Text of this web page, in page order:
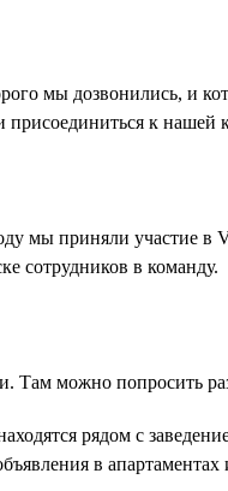
мы дозвонились, и
присоединиться к нашей
мы приняли участие в
сотрудников в команду.
можно попросить
рядом с
в